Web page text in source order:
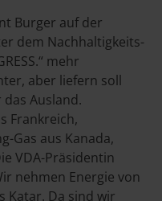
Burger auf der
dem Nachhaltigkeits-
mehr
aber liefern soll
Ausland.
Frankreich,
Gas aus Kanada,
VDA-Präsidentin
nehmen Energie von
Katar. Da sind wir